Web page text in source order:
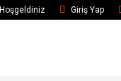
Hoşgeldiniz Giriş Yap